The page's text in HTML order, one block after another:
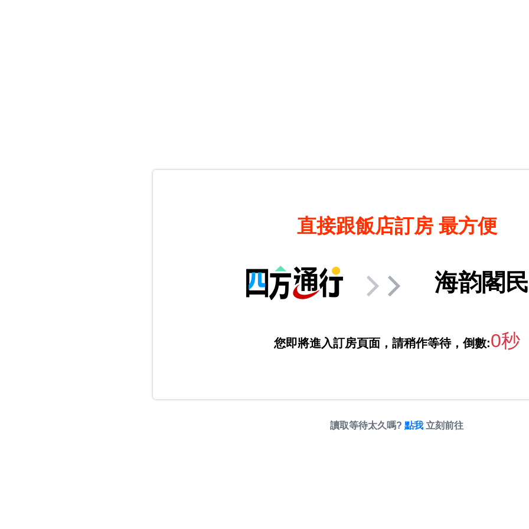
直接跟飯店訂房 最方便
海韵閣
您即將進入訂房頁面，請稍作等待，倒數:0秒
讀取等待太久嗎? 點我 立刻前往